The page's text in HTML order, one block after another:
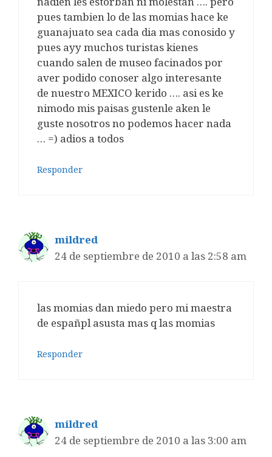
pues tambien lo de las momias hace ke
guanajuato sea cada dia mas conosido y
pues ayy muchos turistas kienes
cuando salen de museo facinados por
aver podido conoser algo interesante
de nuestro MEXICO kerido …. asi es ke
nimodo mis paisas gustenle aken le
guste nosotros no podemos hacer nada
… =) adios a todos
Responder
mildred
24 de septiembre de 2010 a las 2:58 am
las momias dan miedo pero mi maestra
de españpl asusta mas q las momias
Responder
mildred
24 de septiembre de 2010 a las 3:00 am